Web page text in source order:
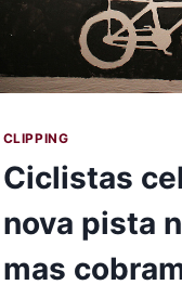
PAULO
CLIPPING
Ciclistas
nova pista
mas